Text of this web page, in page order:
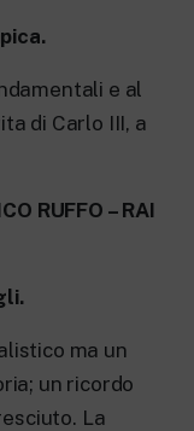
e al
di Carlo III, a
RUFFO – RAI
ma un
un ricordo
La